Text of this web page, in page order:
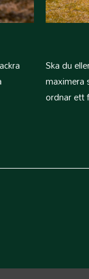
Ska du
maximera
ordnar ett